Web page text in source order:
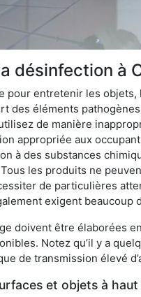
désinfection à
pour entretenir les
des éléments
de manière
appropriée aux
à des substances
les produits ne
de particulières
exigent beaucoup
doivent être élaborées
Notez qu’il y a
de transmission élevé
et objets à haut